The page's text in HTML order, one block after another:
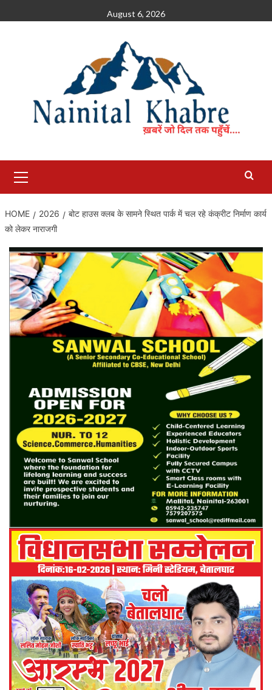
to
August 6, 2026
Menu
HOME 2026
बोट हाउस क्लब के सामने स्थित पार्क में चल रहे कंक्रीट निर्माण कार्य
को लेकर नाराजगी